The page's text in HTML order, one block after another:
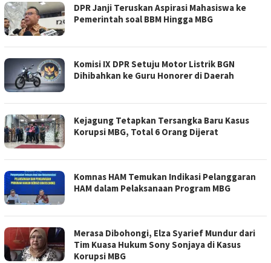
DPR Janji Teruskan Aspirasi Mahasiswa ke
Pemerintah soal BBM Hingga MBG
Komisi IX DPR Setuju Motor Listrik BGN
Dihibahkan ke Guru Honorer di Daerah
Kejagung Tetapkan Tersangka Baru Kasus
Korupsi MBG, Total 6 Orang Dijerat
Komnas HAM Temukan Indikasi Pelanggaran
HAM dalam Pelaksanaan Program MBG
Merasa Dibohongi, Elza Syarief Mundur dari
Tim Kuasa Hukum Sony Sonjaya di Kasus
Korupsi MBG